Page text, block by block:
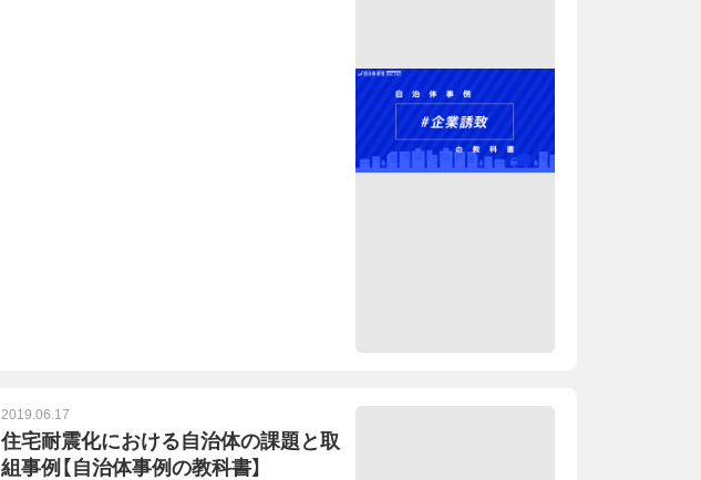
2019.06.17
住宅耐震化における自治体の課題と取
組事例【自治体事例の教科書】